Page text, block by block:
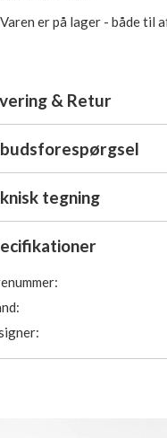
Varen er på lager - både til
& Retur
tegning